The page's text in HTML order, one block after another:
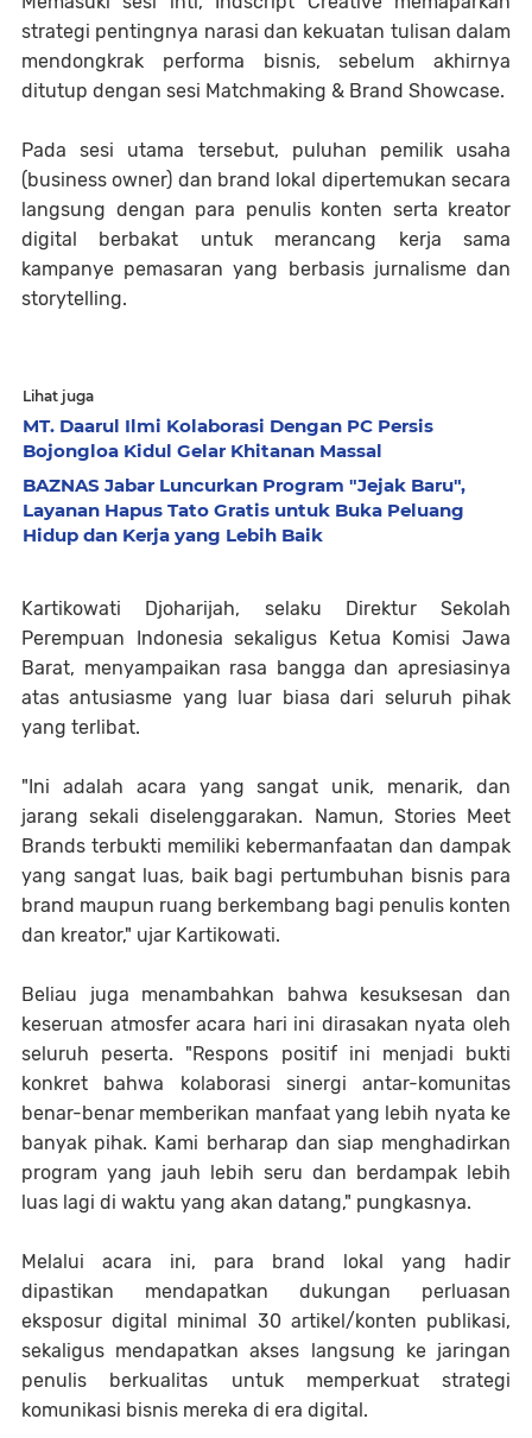
strategi pentingnya narasi dan kekuatan tulisan dalam
mendongkrak performa bisnis, sebelum akhirnya
ditutup dengan sesi Matchmaking & Brand Showcase.
Pada sesi utama tersebut, puluhan pemilik usaha
(business owner) dan brand lokal dipertemukan secara
langsung dengan para penulis konten serta kreator
digital berbakat untuk merancang kerja sama
kampanye pemasaran yang berbasis jurnalisme dan
storytelling.
Lihat juga
MT. Daarul Ilmi Kolaborasi Dengan PC Persis
Bojongloa Kidul Gelar Khitanan Massal
BAZNAS Jabar Luncurkan Program "Jejak Baru",
Layanan Hapus Tato Gratis untuk Buka Peluang
Hidup dan Kerja yang Lebih Baik
Kartikowati Djoharijah, selaku Direktur Sekolah
Perempuan Indonesia sekaligus Ketua Komisi Jawa
Barat, menyampaikan rasa bangga dan apresiasinya
atas antusiasme yang luar biasa dari seluruh pihak
yang terlibat.
"Ini adalah acara yang sangat unik, menarik, dan
jarang sekali diselenggarakan. Namun, Stories Meet
Brands terbukti memiliki kebermanfaatan dan dampak
yang sangat luas, baik bagi pertumbuhan bisnis para
brand maupun ruang berkembang bagi penulis konten
dan kreator," ujar Kartikowati.
Beliau juga menambahkan bahwa kesuksesan dan
keseruan atmosfer acara hari ini dirasakan nyata oleh
seluruh peserta. "Respons positif ini menjadi bukti
konkret bahwa kolaborasi sinergi antar-komunitas
benar-benar memberikan manfaat yang lebih nyata ke
banyak pihak. Kami berharap dan siap menghadirkan
program yang jauh lebih seru dan berdampak lebih
luas lagi di waktu yang akan datang," pungkasnya.
Melalui acara ini, para brand lokal yang hadir
dipastikan mendapatkan dukungan perluasan
eksposur digital minimal 30 artikel/konten publikasi,
sekaligus mendapatkan akses langsung ke jaringan
penulis berkualitas untuk memperkuat strategi
komunikasi bisnis mereka di era digital.